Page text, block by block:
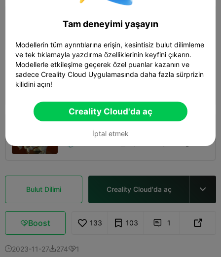
0.2mm layer, 3 walls, 15% infill
0.2mm layer, 3 walls, 15% infill
0.2mm layer, 2 walls, 15% infill
Bulut Dilimi Creality Cloud'da aç 
Boost 133 103  1 
2023-11-272741
Tam deneyimi yaşayın
Modellerin tüm ayrıntılarına erişin, kesintisiz bulut dilimleme
ve tek tıklamayla yazdırma özelliklerinin keyfini çıkarın.
Modellerle etkileşime geçerek özel puanlar kazanın ve
sadece Creality Cloud Uygulamasında daha fazla sürprizin
kilidini açın!
Creality Cloud'da aç
İptal etmek